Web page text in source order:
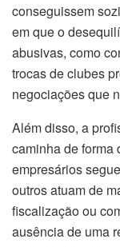
conseguissem
em que o
abusivas, como
trocas de clubes
negociações que
Além disso, a
caminha de forma
empresários
outros atuam de
fiscalização ou
ausência de uma